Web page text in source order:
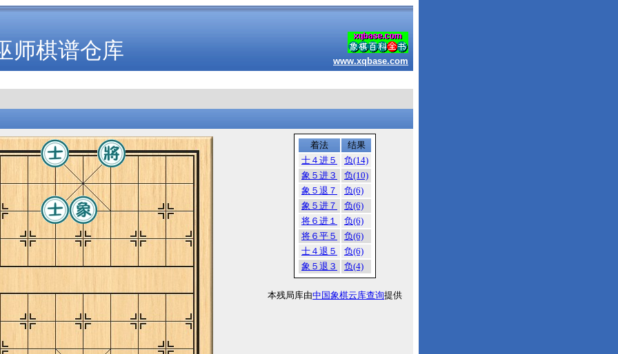
师棋谱仓库 www.xqbase.com
着法
结果
士４进５
负(14)
象５进３
负(10)
象５退７
负(6)
象５进７
负(6)
将６进１
负(6)
将６平５
负(6)
士４退５
负(6)
象５退３
负(4)
本残局库由中国象棋云库查询提供